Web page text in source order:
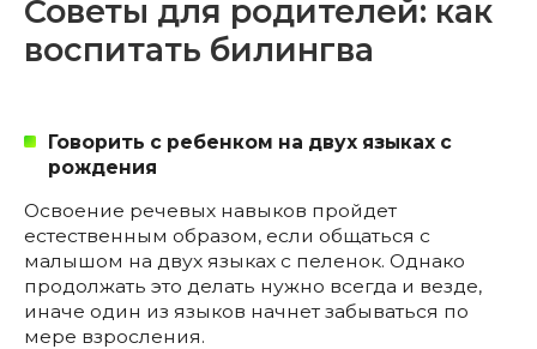
Советы для родителей: как
воспитать билингва
Говорить с ребенком на двух языках с
рождения
Освоение речевых навыков пройдет
естественным образом, если общаться с
малышом на двух языках с пеленок. Однако
продолжать это делать нужно всегда и везде,
иначе один из языков начнет забываться по
мере взросления.